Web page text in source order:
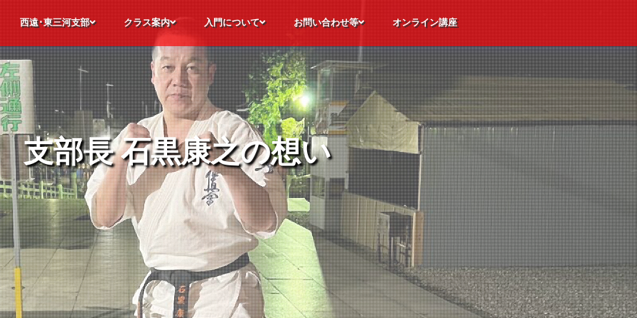
西遠･東三河支部
極真空手について
静岡県西遠･愛知県東三河支部の各道場
支部長メッセージ 支部長 石黒康之の想い
道場理念
指導員紹介
道場生の声
昇段レポート
極真会館 静岡西遠・愛知東三河支部
クラス案内
幼年・少年・少女部
合同部
師範稽古部
パーソナル稽古
オンライン稽古
特別競技クラス
フリートレーニングクラス
道場カレンダー
入門について
見学・体験入門
入門までの流れ
諸費用について
入門後のステップ
お問い合わせ等
よくいただくご質問
見学・体験申込
入門申込
お問合せ
オンライン講座
支部長 石黒康之の想い